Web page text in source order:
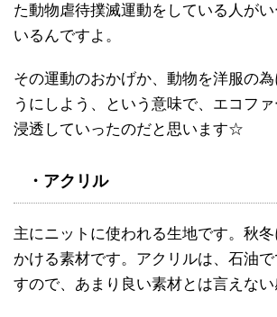
た動物虐待撲滅運動をしている人が
いるんですよ。
その運動のおかげか、動物を洋服の
うにしよう、という意味で、エコフ
浸透していったのだと思います☆
・アクリル
主にニットに使われる生地です。秋
かける素材です。アクリルは、石油
すので、あまり良い素材とは言えない